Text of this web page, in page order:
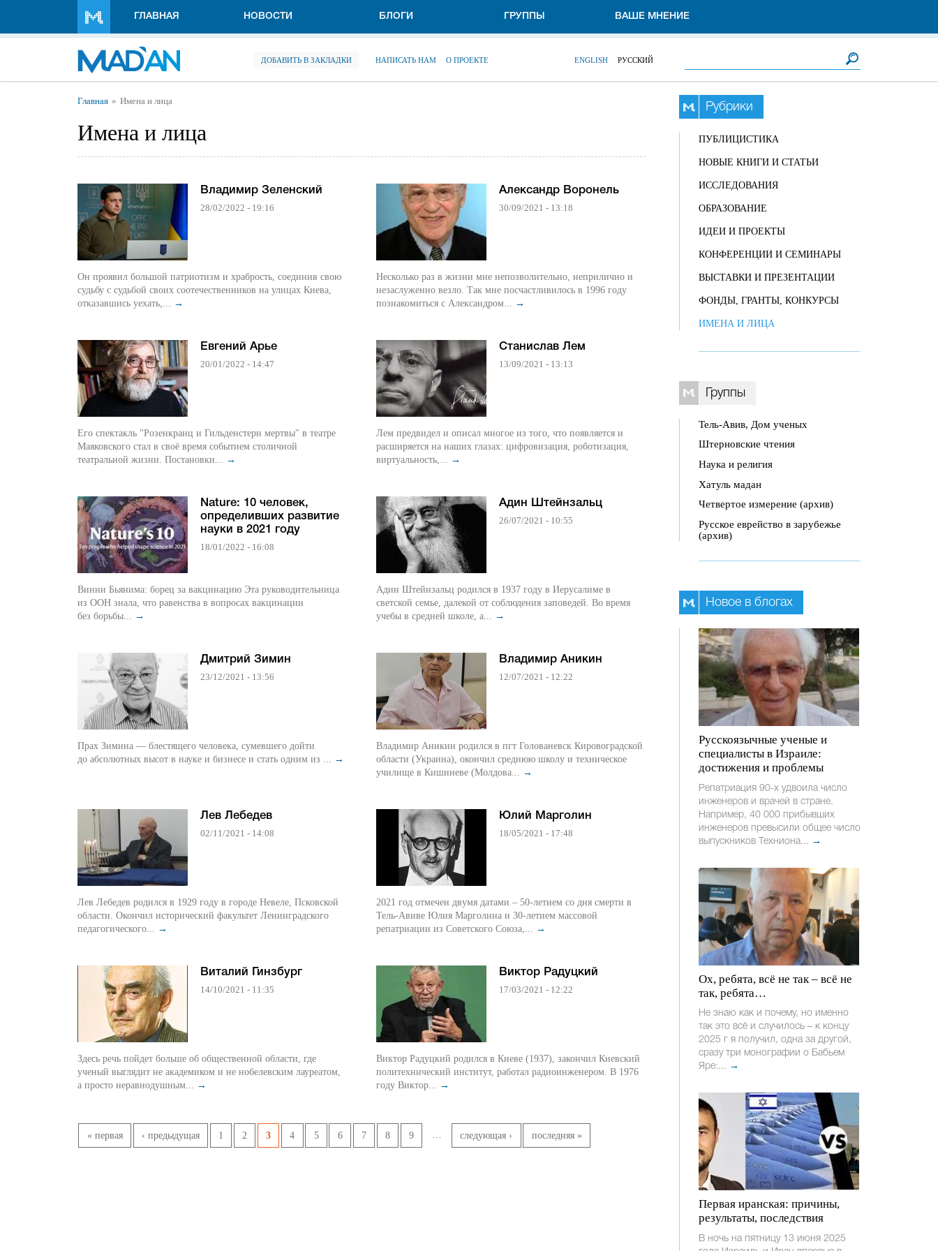
ГЛАВНАЯ НОВОСТИ БЛОГИ ГРУППЫ ВАШЕ МНЕНИЕ
ДОБАВИТЬ В ЗАКЛАДКИ НАПИСАТЬ НАМ О ПРОЕКТЕ ENGLISH РУССКИЙ
Вы здесь
Главная Имена и лица
Имена и лица
Владимир Зеленский
28/02/2022 - 19:16
Он проявил большой патриотизм и храбрость, соединив свою
судьбу с судьбой своих соотечественников на улицах Киева,
отказавшись уехать,... →
Евгений Арье
20/01/2022 - 14:47
Его спектакль "Розенкранц и Гильденстерн мертвы" в театре
Маяковского стал в своё время событием столичной
театральной жизни. Постановки... →
Nature: 10 человек,
определивших развитие
науки в 2021 году
18/01/2022 - 16:08
Винни Бьянима: борец за вакцинацию Эта руководительница
из ООН знала, что равенства в вопросах вакцинации
без борьбы... →
Дмитрий Зимин
23/12/2021 - 13:56
Прах Зимина — блестящего человека, сумевшего дойти
до абсолютных высот в науке и бизнесе и стать одним из ... →
Лев Лебедев
02/11/2021 - 14:08
Лев Лебедев родился в 1929 году в городе Невеле, Псковской
области. Окончил исторический факультет Ленинградского
педагогического... →
Виталий Гинзбург
14/10/2021 - 11:35
Здесь речь пойдет больше об общественной области, где
ученый выглядит не академиком и не нобелевским лауреатом,
а просто неравнодушным... →
Александр Воронель
30/09/2021 - 13:18
Несколько раз в жизни мне непозволительно, неприлично и
незаслуженно везло. Так мне посчастливилось в 1996 году
познакомиться с Александром... →
Станислав Лем
13/09/2021 - 13:13
Лем предвидел и описал многое из того, что появляется и
расширяется на наших глазах: цифровизация, роботизация,
виртуальность,... →
Адин Штейнзальц
26/07/2021 - 10:55
Адин Штейнзальц родился в 1937 году в Иерусалиме в
светской семье, далекой от соблюдения заповедей. Во время
учебы в средней школе, а... →
Владимир Аникин
12/07/2021 - 12:22
Владимир Аникин родился в пгт Голованевск Кировоградской
области (Украина), окончил среднюю школу и техническое
училище в Кишиневе (Молдова... →
Юлий Марголин
18/05/2021 - 17:48
2021 год отмечен двумя датами – 50-летием со дня смерти в
Тель-Авиве Юлия Марголина и 30-летием массовой
репатриации из Советского Союза,... →
Виктор Радуцкий
17/03/2021 - 12:22
Виктор Радуцкий родился в Киеве (1937), закончил Киевский
политехнический институт, работал радиоинженером. В 1976
году Виктор... →
Страницы
« первая ‹ предыдущая 1 2 3 4 5 6 7 8 9 следующая › последняя »
Рубрики
ПУБЛИЦИСТИКА
НОВЫЕ КНИГИ И СТАТЬИ
ИССЛЕДОВАНИЯ
ОБРАЗОВАНИЕ
ИДЕИ И ПРОЕКТЫ
КОНФЕРЕНЦИИ И СЕМИНАРЫ
ВЫСТАВКИ И ПРЕЗЕНТАЦИИ
ФОНДЫ, ГРАНТЫ, КОНКУРСЫ
ИМЕНА И ЛИЦА
Группы
Тель-Авив, Дом ученых
Штерновские чтения
Наука и религия
Хатуль мадан
Четвертое измерение (архив)
Русское еврейство в зарубежье
(архив)
Новое в блогах
Русскоязычные ученые и
специалисты в Израиле:
достижения и проблемы
Репатриация 90-х удвоила число
инженеров и врачей в стране.
Например, 40 000 прибывших
инженеров превысили общее число
выпускников Техниона... →
Ох, ребята, всё не так – всё не
так, ребята…
Не знаю как и почему, но именно
так это всё и случилось – к концу
2025 г я получил, одна за другой,
сразу три монографии о Бабьем
Яре:... →
Первая иранская: причины,
результаты, последствия
В ночь на пятницу 13 июня 2025